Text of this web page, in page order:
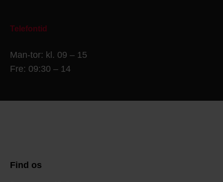
Telefontid
Man-tor: kl. 09 – 15
Fre: 09:30 – 14
Find os